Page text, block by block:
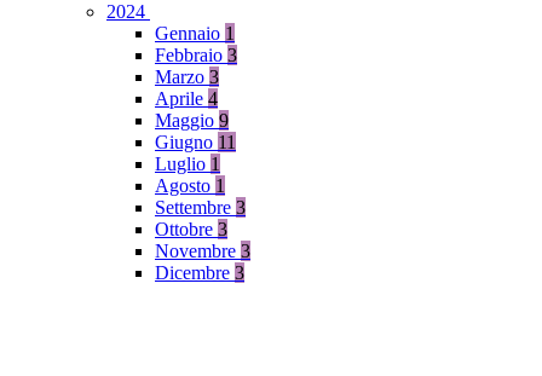
2024
Gennaio 1
Febbraio 3
Marzo 3
Aprile 4
Maggio 9
Giugno 11
Luglio 1
Agosto 1
Settembre 3
Ottobre 3
Novembre 3
Dicembre 3